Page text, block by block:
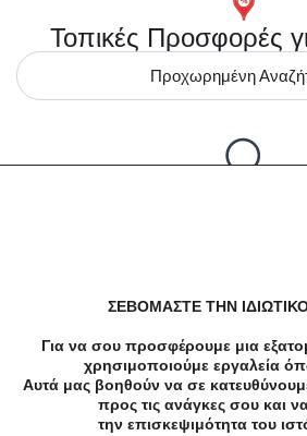
Τοπικές Προσφορές
Προχωρημένη
ΣΕΒΟΜΑΣΤΕ ΤΗΝ
Για να σου προσφέρουμε μια
χρησιμοποιούμε εργαλεία
Αυτά μας βοηθούν να σε
προς τις ανάγκες σου και
την επισκεψιμότητα του